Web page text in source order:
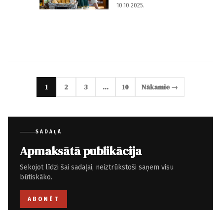
10.10.2025.
1 2 3 … 10 Nākamie →
SADAĻĀ
Apmaksātā publikācija
Sekojot līdzi šai sadaļai, neiztrūkstoši saņem visu
būtiskāko.
ABONĒT